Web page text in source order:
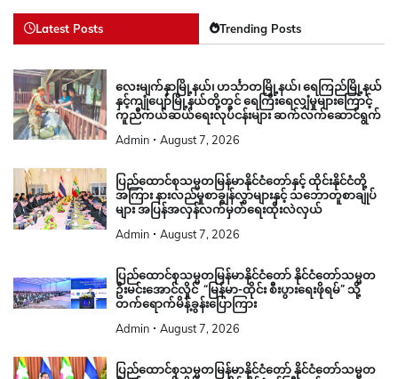
Latest Posts Trending Posts
လေးမျက်နှာမြို့နယ်၊ ဟင်္သာတမြို့နယ်၊ ရေကြည်မြို့နယ်
နှင့်ကျုံပျော်မြို့နယ်တို့တွင် ရေကြီးရေလျှံမှုများကြောင့်
ကူညီကယ်ဆယ်ရေးလုပ်ငန်းများ ဆက်လက်ဆောင်ရွက်
Admin August 7, 2026
ပြည်ထောင်စုသမ္မတမြန်မာနိုင်ငံတော်နှင့် ထိုင်းနိုင်ငံတို့
အကြား နားလည်မှုစာချွန်လွှာများနှင့် သဘောတူစာချုပ်
များ အပြန်အလှန်လက်မှတ်ရေးထိုးလဲလှယ်
Admin August 7, 2026
ပြည်ထောင်စုသမ္မတမြန်မာနိုင်ငံတော် နိုင်ငံတော်သမ္မတ
ဦးမင်းအောင်လှိုင် “မြန်မာ-ထိုင်း စီးပွားရေးဖိုရမ်” သို့
တက်ရောက်မိန့်ခွန်းပြောကြား
Admin August 7, 2026
ပြည်ထောင်စုသမ္မတမြန်မာနိုင်ငံတော် နိုင်ငံတော်သမ္မတ